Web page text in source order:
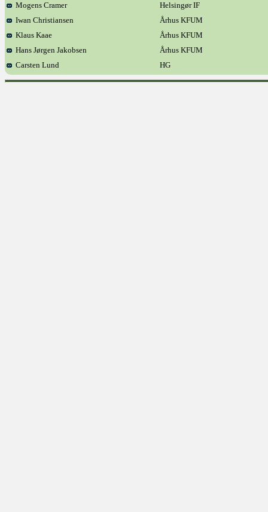
Mogens Cramer
Helsingør IF
Iwan Christiansen
Århus KFUM
Klaus Kaae
Århus KFUM
Hans Jørgen Jakobsen
Århus KFUM
Carsten Lund
HG